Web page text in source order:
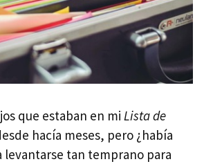
que estaban en mi Lista de
hacía meses, pero ¿había
levantarse tan temprano para